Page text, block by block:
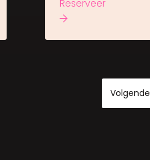
Reserveer
Volgende